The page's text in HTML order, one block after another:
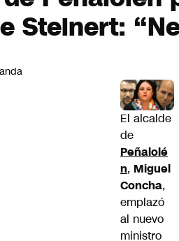
Steinert:
El alcalde
de
Peñalolé
n, Miguel
Concha,
emplazó
al nuevo
ministro